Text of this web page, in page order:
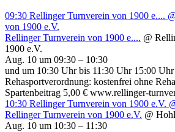
09:30 Rellinger Turnverein von 1900 e....
von 1900 e.V.
Rellinger Turnverein von 1900 e.... @
1900 e.V.
Aug. 10 um 09:30 – 10:30
und um 10:30 Uhr bis 11:30 Uhr 15:00
Rehasportverordnung: kostenfrei ohne
Spartenbeitrag 5,00 € www.rellinger-
10:30 Rellinger Turnverein von 1900 e.V.
Rellinger Turnverein von 1900 e.V. @
Aug. 10 um 10:30 – 11:30